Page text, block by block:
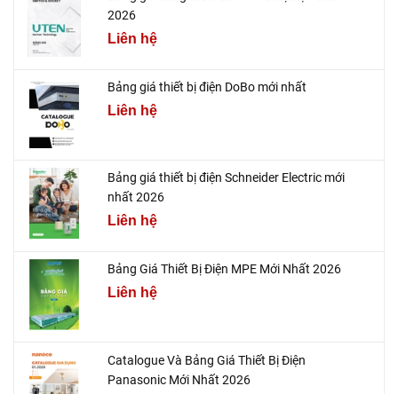
2026
Liên hệ
Bảng giá thiết bị điện DoBo mới nhất
Liên hệ
Bảng giá thiết bị điện Schneider Electric mới
nhất 2026
Liên hệ
Bảng Giá Thiết Bị Điện MPE Mới Nhất 2026
Liên hệ
Catalogue Và Bảng Giá Thiết Bị Điện
Panasonic Mới Nhất 2026